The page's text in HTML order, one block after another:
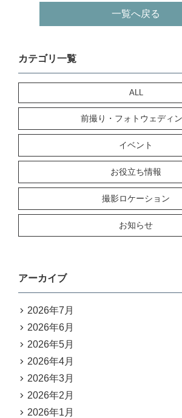
一覧へ戻る
カテゴリ一覧
ALL
前撮り・フォトウェディ
イベント
お役立ち情報
撮影ロケーション
お知らせ
アーカイブ
2026年7月
2026年6月
2026年5月
2026年4月
2026年3月
2026年2月
2026年1月